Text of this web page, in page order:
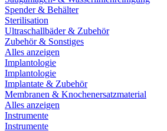
Spender & Behälter
Sterilisation
Ultraschallbäder & Zubehör
Zubehör & Sonstiges
Alles anzeigen
Implantologie
Implantologie
Implantate & Zubehör
Membranen & Knochenersatzmaterial
Alles anzeigen
Instrumente
Instrumente